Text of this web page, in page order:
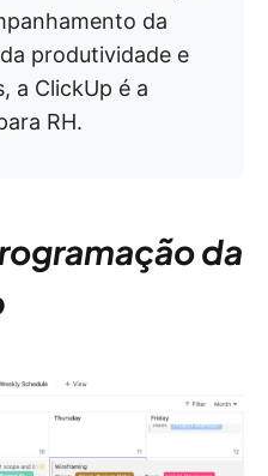
da
produtividade e
a ClickUp é a
RH.
da